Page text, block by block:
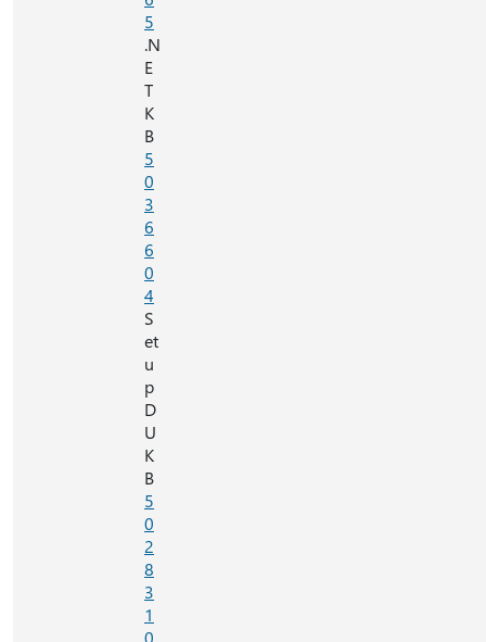
5
.N
E
T
K
B
5
0
3
6
6
0
4
S
et
u
p
D
U
K
B
5
0
2
8
3
1
0